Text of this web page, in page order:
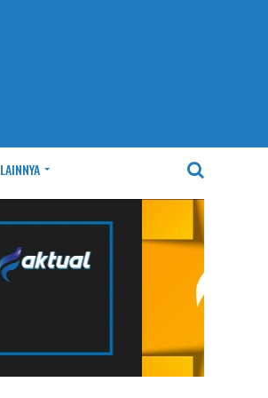
LAINNYA